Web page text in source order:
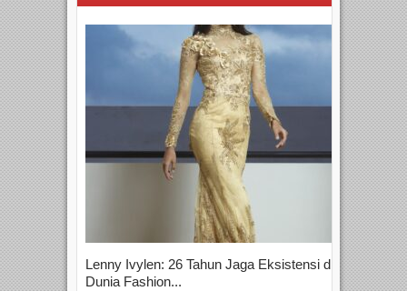
Lenny Ivylen: 26 Tahun Jaga Eksistensi di
Dunia Fashion...